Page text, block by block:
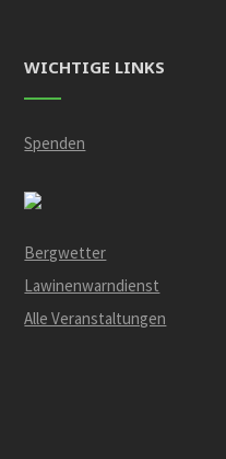
WICHTIGE LINKS
Spenden
Bergwetter
Lawinenwarndienst
Alle Veranstaltungen